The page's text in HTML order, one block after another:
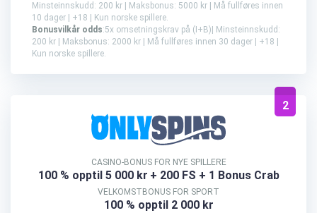
Minsteinnskudd: 200 kr | Maksbonus: 5000 kr | Må fullføres innen
10 dager | +18 | Kun norske spillere.
Bonusvilkår odds:5x omsetningskrav på (I+B)| Minsteinnskudd:
200 kr | Maksbonus: 2000 kr | Må fullføres innen 30 dager | +18 |
Kun norske spillere.
2
CASINO-BONUS FOR NYE SPILLERE
100 % opptil 5 000 kr + 200 FS + 1 Bonus Crab
VELKOMSTBONUS FOR SPORT
100 % opptil 2 000 kr